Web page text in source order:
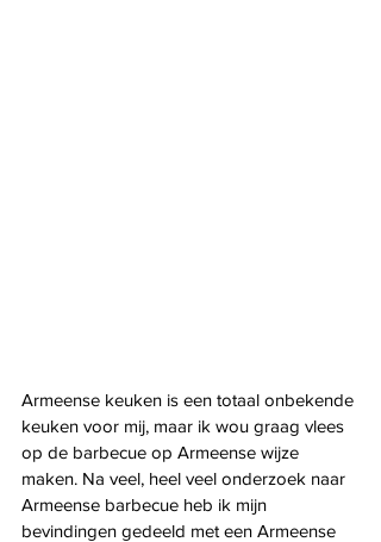
Armeense keuken is een totaal onbekende
keuken voor mij, maar ik wou graag vlees
op de barbecue op Armeense wijze
maken. Na veel, heel veel onderzoek naar
Armeense barbecue heb ik mijn
bevindingen gedeeld met een Armeense